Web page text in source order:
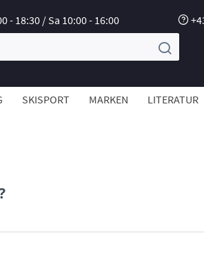
- 18:30 / Sa 10:00 - 16:00
SKISPORT MARKEN LITERATUR